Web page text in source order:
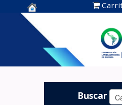
Centro de
Documentación
OLADE -
Buscar